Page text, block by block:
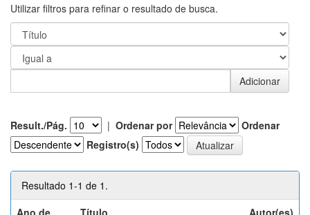
Utilizar filtros para refinar o resultado de busca.
Result./Pág. | Ordenar por
Ordenar
Registro(s)
Resultado 1-1 de 1.
Ano de
Título Autor(es)